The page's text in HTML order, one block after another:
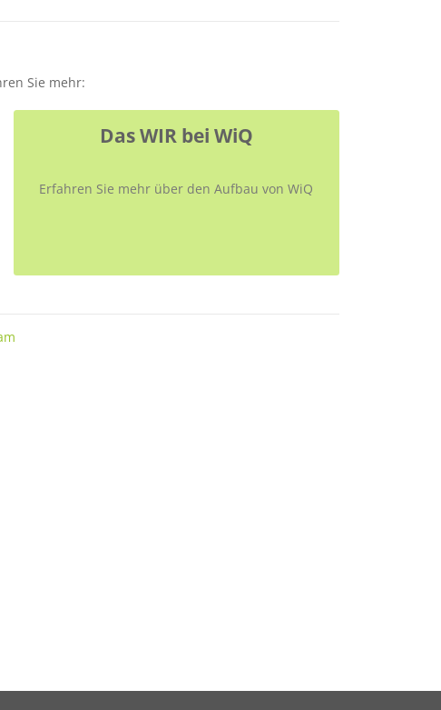
Sie mehr:
Das WIR bei WiQ
Erfahren Sie mehr über den Aufbau von WiQ